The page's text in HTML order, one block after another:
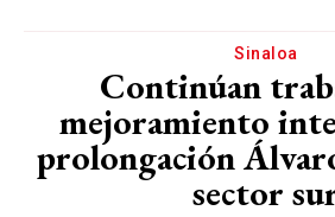
Sinaloa
Continúan
mejoramiento
prolongación
sector